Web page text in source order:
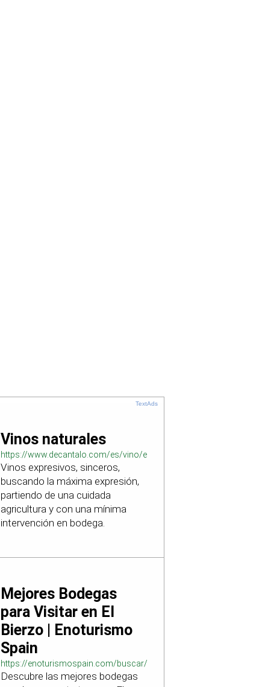
TextAds
Vinos naturales
https://www.decantalo.com/es/vino/elaboracion_natural/
Vinos expresivos, sinceros,
buscando la máxima expresión,
partiendo de una cuidada
agricultura y con una mínima
intervención en bodega.
Mejores Bodegas
para Visitar en El
Bierzo | Enoturismo
Spain
https://enoturismospain.com/buscar/ciudad-
visitar-bodegas-en-leon
Descubre las mejores bodegas